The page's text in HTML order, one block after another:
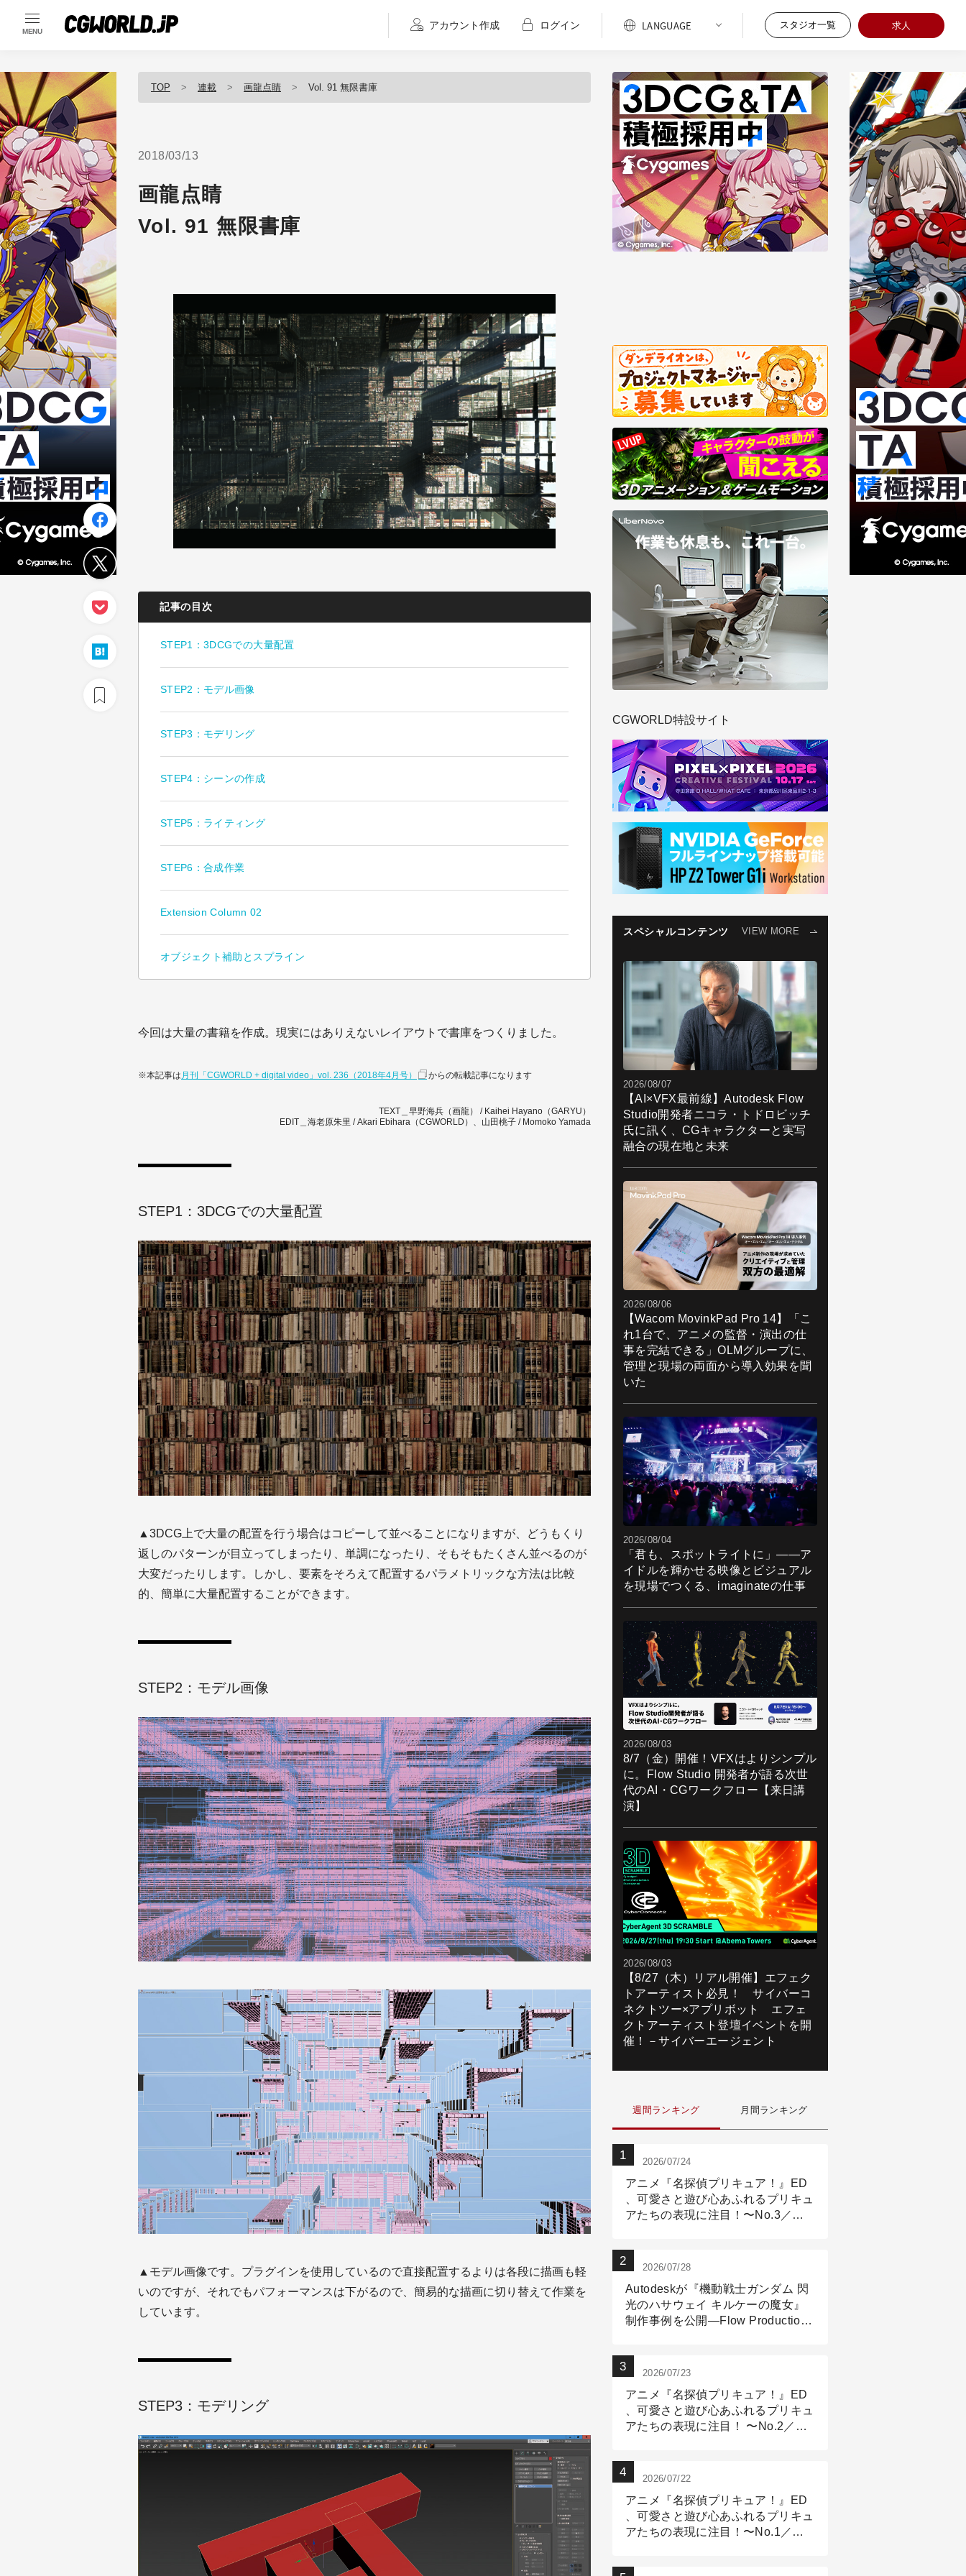
MENU
アカウント作成 ログイン スタジオ一覧 求人
TOP 連載 画龍点睛 Vol. 91 無限書庫
2018/03/13
画龍点睛
Vol. 91 無限書庫
記事の目次
STEP1：3DCGでの大量配置
STEP2：モデル画像
STEP3：モデリング
STEP4：シーンの作成
STEP5：ライティング
STEP6：合成作業
Extension Column 02
オブジェクト補助とスプライン
今回は大量の書籍を作成。現実にはありえないレイアウトで書庫をつくりました。
※本記事は 月刊「CGWORLD + digital video」vol. 236（2018年4月号） からの転載記事になります
TEXT＿早野海兵（画龍） / Kaihei Hayano（GARYU）
EDIT＿海老原朱里 / Akari Ebihara（CGWORLD）、山田桃子 / Momoko Yamada
STEP1：3DCGでの大量配置
▲3DCG上で大量の配置を行う場合はコピーして並べることになりますが、どうもくり
返しのパターンが目立ってしまったり、単調になったり、そもそもたくさん並べるのが
大変だったりします。しかし、要素をそろえて配置するパラメトリックな方法は比較
的、簡単に大量配置することができます。
STEP2：モデル画像
▲モデル画像です。プラグインを使用しているので直接配置するよりは各段に描画も軽
いのですが、それでもパフォーマンスは下がるので、簡易的な描画に切り替えて作業を
しています。
STEP3：モデリング
CGWORLD特設サイト
スペシャルコンテンツ VIEW MORE
2026/08/07
【AI×VFX最前線】Autodesk Flow
Studio開発者ニコラ・トドロビッチ
氏に訊く、CGキャラクターと実写
融合の現在地と未来
2026/08/06
【Wacom MovinkPad Pro 14】「こ
れ1台で、アニメの監督・演出の仕
事を完結できる」OLMグループに、
管理と現場の両面から導入効果を聞
いた
2026/08/04
「君も、スポットライトに」――ア
イドルを輝かせる映像とビジュアル
を現場でつくる、imaginateの仕事
2026/08/03
8/7（金）開催！VFXはよりシンプル
に。Flow Studio 開発者が語る次世
代のAI・CGワークフロー【来日講
演】
2026/08/03
【8/27（木）リアル開催】エフェク
トアーティスト必見！ サイバーコ
ネクトツー×アプリボット エフェ
クトアーティスト登壇イベントを開
催！－サイバーエージェント
週間ランキング 月間ランキング
2026/07/24
アニメ『名探偵プリキュア！』ED
、可愛さと遊び心あふれるプリキュ
アたちの表現に注目！〜No.3／ア
2026/07/28
Autodeskが『機動戦士ガンダム 閃
光のハサウェイ キルケーの魔女』
制作事例を公開―Flow Production
2026/07/23
アニメ『名探偵プリキュア！』ED
、可愛さと遊び心あふれるプリキュ
アたちの表現に注目！ 〜No.2／モ
2026/07/22
アニメ『名探偵プリキュア！』ED
、可愛さと遊び心あふれるプリキュ
アたちの表現に注目！〜No.1／演